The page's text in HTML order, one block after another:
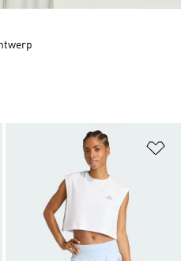
do listy życzeń